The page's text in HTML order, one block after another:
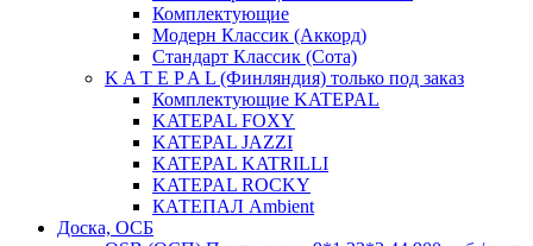
Комплектующие
Модерн Классик (Аккорд)
Стандарт Классик (Сота)
K A T E P A L (Финляндия) только под заказ
Комплектующие KATEPAL
KATEPAL FOXY
KATEPAL JAZZI
KATEPAL KATRILLI
KATEPAL ROCKY
КАТЕПАЛ Ambient
Доска, ОСБ